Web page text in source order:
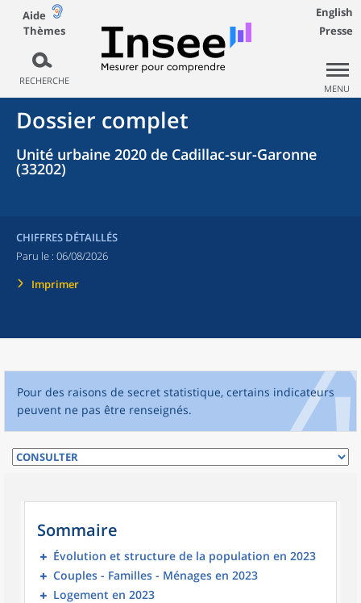
Aide
Thèmes
RECHERCHE
English
Presse
MENU
Dossier complet
Unité urbaine 2020 de Cadillac-sur-Garonne
(33202)
CHIFFRES DÉTAILLÉS
Paru le : 06/08/2026
Imprimer
Pour des raisons de secret statistique, certains indicateurs
peuvent ne pas être renseignés.
Sommaire
Évolution et structure de la population en 2023
Couples - Familles - Ménages en 2023
Logement en 2023